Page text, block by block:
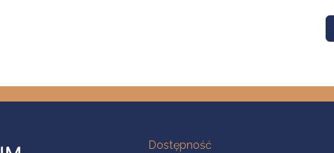
Na skróty
Dostępność